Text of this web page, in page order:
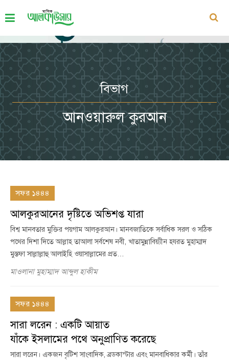
বিভাগ
আনওয়ারুল কুরআন
সফর ১৪৪৪
আলকুরআনের দৃষ্টিতে অভিশপ্ত যারা
বিশ্ব মানবতার মুক্তির পয়গাম আলকুরআন। মানবজাতিকে সর্বাধিক সরল ও সঠিক
পথের দিশা দিতে আল্লাহ তাআলা সর্বশেষ নবী, খাতামুন্নাবিয়্যীন হযরত মুহাম্মাদ
মুস্তফা সাল্লাল্লাহু আলাইহি ওয়াসাল্লামের প্রত…
মাওলানা মুহাম্মাদ আব্দুল হাকীম
সফর ১৪৪৪
সারা লরেন : একটি আয়াত
যাঁকে ইসলামের পথে অনুপ্রাণিত করেছে
সারা লরেন। একজন বৃটিশ সাংবাদিক, ব্রডকাস্টার এবং মানবাধিকার কর্মী। তাঁর